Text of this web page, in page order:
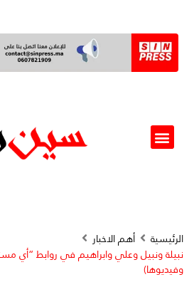
الرئيسية
أهم الاخبار
نبيلة ونبيل وعلي وابراهيم في روابط “أي
وفيديوها)